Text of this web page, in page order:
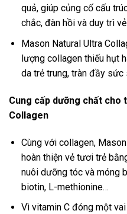
quả, giúp củng cố cấu
chắc, đàn hồi và duy trì
Mason Natural Ultra
lượng collagen thiếu hụt
da trẻ trung, tràn đầy sức
Cung cấp dưỡng chất cho
Collagen
Cùng với collagen,
hoàn thiện vẻ tươi trẻ
nuôi dưỡng tóc và móng
biotin, L-methionine…
Vì vitamin C đóng một